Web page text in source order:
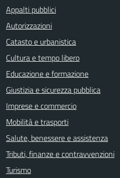
Appalti pubblici
Autorizzazioni
Catasto e urbanistica
Cultura e tempo libero
Educazione e formazione
Giustizia e sicurezza pubblica
Imprese e commercio
Mobilità e trasporti
Salute, benessere e assistenza
Tributi, finanze e contravvenzioni
Turismo